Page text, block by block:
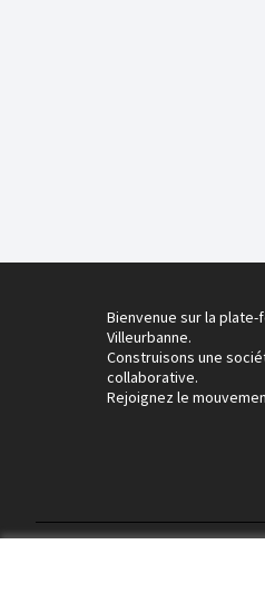
Bienvenue sur la
Villeurbanne.
Construisons une
collaborative.
Rejoignez le